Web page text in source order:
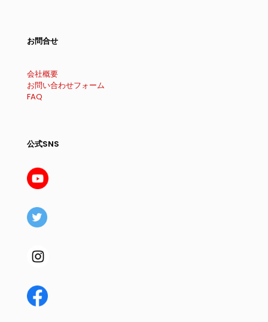
お問合せ
会社概要
お問い合わせフォーム
FAQ
公式SNS